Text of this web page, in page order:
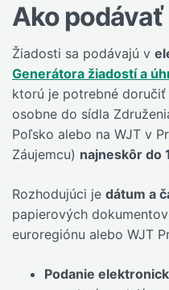
Ako
Žiadosti sa podávajú v
Generátora žiadostí a
ktorú je potrebné
osobne do sídla
Poľsko alebo na WJT v
Záujemcu) najneskôr do
Rozhodujúci je dátum a
papierových
euroregiónu alebo WJT
Podanie